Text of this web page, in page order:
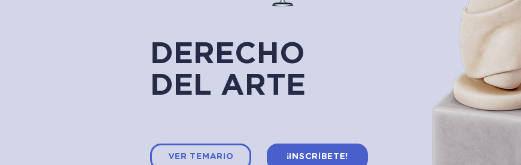
DERECHO
DEL ARTE
VER TEMARIO ¡INSCRÍBETE!